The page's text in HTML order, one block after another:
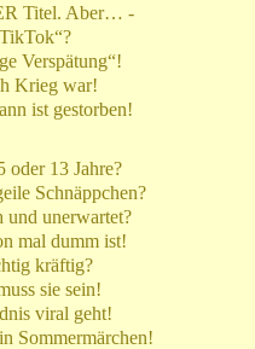
Titel. Aber… -
Verspätung“!
Krieg war!
ist gestorben!
oder 13 Jahre?
Schnäppchen?
unerwartet?
mal dumm ist!
kräftig?
sie sein!
viral geht!
Sommermärchen!